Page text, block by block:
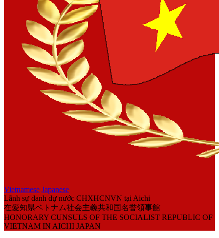
Vietnamese Japanese
Lãnh sự danh dự nước CHXHCNVN tại Aichi
在愛知県ベトナム社会主義共和国名誉領事館
HONORARY CUNSULS OF THE SOCIALIST REPUBLIC OF
VIETNAM IN AICHI JAPAN